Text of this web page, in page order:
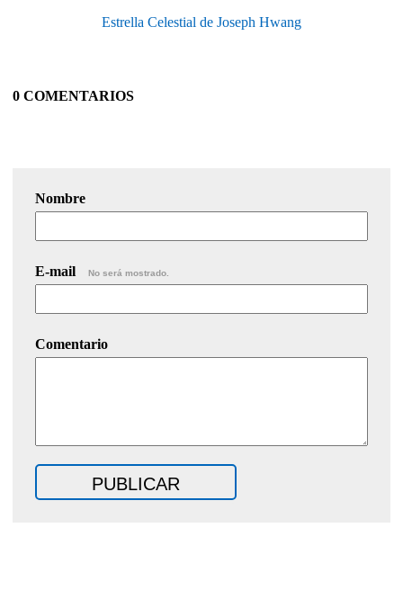
Estrella Celestial de Joseph Hwang
0 COMENTARIOS
Nombre
E-mail No será mostrado.
Comentario